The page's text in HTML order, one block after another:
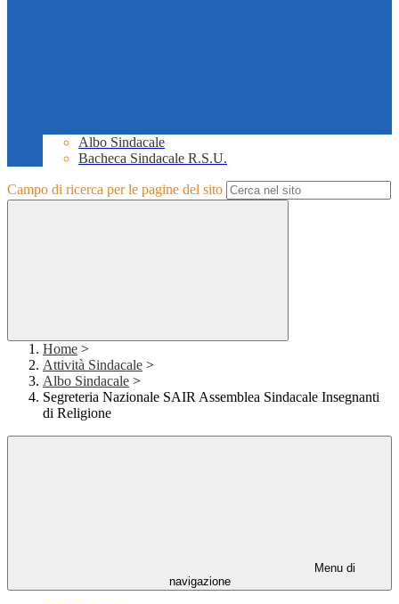
Albo Sindacale
Bacheca Sindacale R.S.U.
Campo di ricerca per le pagine del sito
Home >
Attività Sindacale >
Albo Sindacale >
Segreteria Nazionale SAIR Assemblea Sindacale Insegnanti
di Religione
Menu di
navigazione